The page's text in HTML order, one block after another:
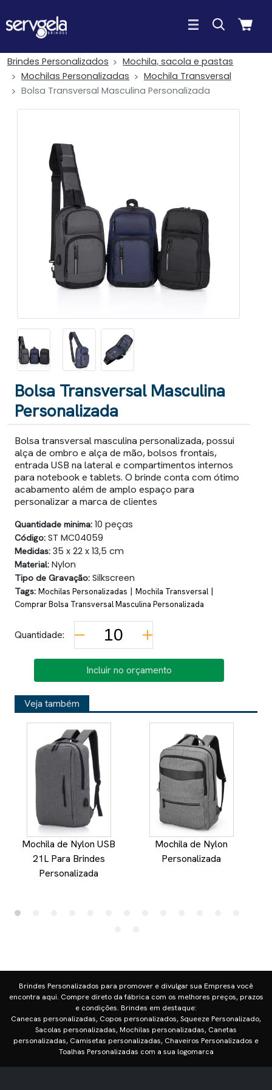
Brindes Personalizados
Mochila, sacola e pastas
Mochilas Personalizadas
Mochila Transversal
Bolsa Transversal Masculina Personalizada
Bolsa Transversal Masculina
Personalizada
Bolsa transversal masculina personalizada, possui
alça de ombro e alça de mão, bolsos frontais,
entrada USB na lateral e compartimentos internos
para notebook e tablets. O brinde conta com ótimo
acabamento além de amplo espaço para
personalizar a marca de clientes
Quantidade minima: 10 peças
Código: ST MC04059
Medidas: 35 x 22 x 13,5 cm
Material: Nylon
Tipo de Gravação: Silkscreen
Tags: Mochilas Personalizadas | Mochila Transversal |
Comprar Bolsa Transversal Masculina Personalizada
Quantidade:
Incluir no orçamento
Veja também
Mochila de Nylon USB
21L Para Brindes
Personalizada
Mochila de Nylon
Personalizada
Brindes Personalizados para promover e divulgar sua Empresa você
encontra aqui. Compre direto da fábrica com os melhores preços, prazos
e condições. Brindes em destaque:
Canecas personalizadas, Copos personalizados, Squeeze Personalizado,
Sacolas personalizadas, Mochilas personalizadas, Canetas
personalizadas, Camisetas personalizadas, Chaveiros Personalizados e
Toalhas Personalizadas com a sua logomarca